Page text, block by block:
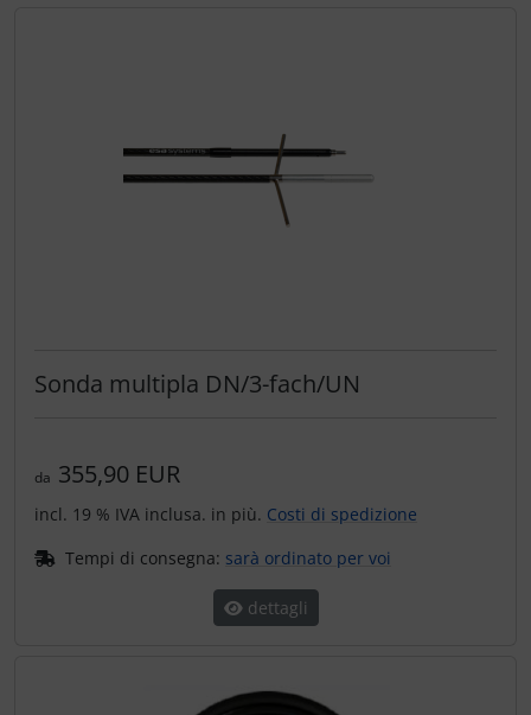
Sonda multipla DN/3-fach/UN
da 355,90 EUR
incl. 19 % IVA inclusa. in più. Costi di spedizione
Tempi di consegna: sarà ordinato per voi
dettagli